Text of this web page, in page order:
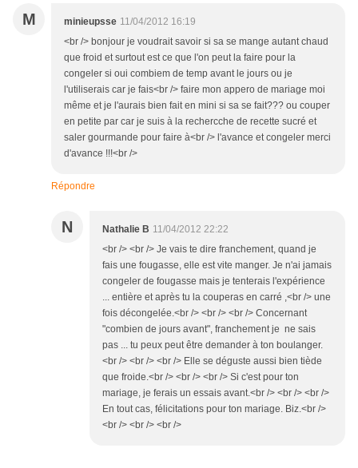
M minieupsse 11/04/2012 16:19
<br /> bonjour je voudrait savoir si sa se mange autant chaud
que froid et surtout est ce que l'on peut la faire pour la
congeler si oui combiem de temp avant le jours ou je
l'utiliserais car je fais<br /> faire mon appero de mariage moi
même et je l'aurais bien fait en mini si sa se fait??? ou couper
en petite par car je suis à la rechercche de recette sucré et
saler gourmande pour faire à<br /> l'avance et congeler merci
d'avance !!!<br />
Répondre
N Nathalie B 11/04/2012 22:22
<br /> <br /> Je vais te dire franchement, quand je
fais une fougasse, elle est vite manger. Je n'ai jamais
congeler de fougasse mais je tenterais l'expérience
... entière et après tu la couperas en carré ,<br /> une
fois décongelée.<br /> <br /> <br /> Concernant
"combien de jours avant", franchement je ne sais
pas ... tu peux peut être demander à ton boulanger.
<br /> <br /> <br /> Elle se déguste aussi bien tiède
que froide.<br /> <br /> <br /> Si c'est pour ton
mariage, je ferais un essais avant.<br /> <br /> <br />
En tout cas, félicitations pour ton mariage. Biz.<br />
<br /> <br /> <br />